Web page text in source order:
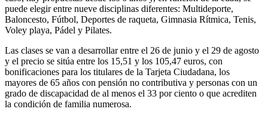
puede elegir entre nueve disciplinas diferentes: Multideporte,
Baloncesto, Fútbol, Deportes de raqueta, Gimnasia Rítmica, Tenis,
Voley playa, Pádel y Pilates.
Las clases se van a desarrollar entre el 26 de junio y el 29 de agosto
y el precio se sitúa entre los 15,51 y los 105,47 euros, con
bonificaciones para los titulares de la Tarjeta Ciudadana, los
mayores de 65 años con pensión no contributiva y personas con un
grado de discapacidad de al menos el 33 por ciento o que acrediten
la condición de familia numerosa.